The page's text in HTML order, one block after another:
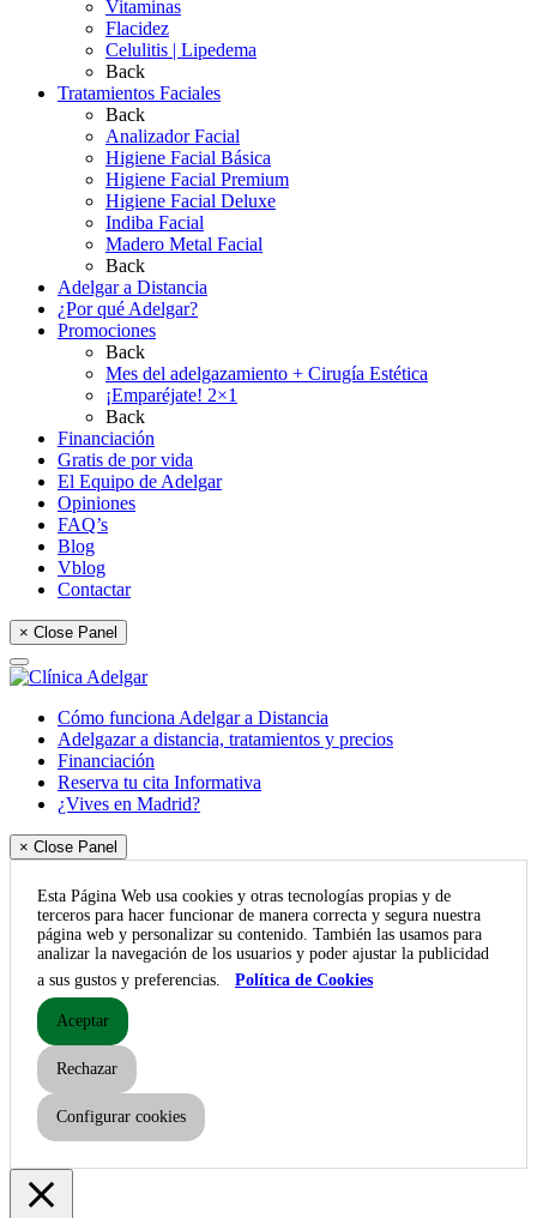
Vitaminas
Flacidez
Celulitis | Lipedema
Back
Tratamientos Faciales
Back
Analizador Facial
Higiene Facial Básica
Higiene Facial Premium
Higiene Facial Deluxe
Indiba Facial
Madero Metal Facial
Back
Adelgar a Distancia
¿Por qué Adelgar?
Promociones
Back
Mes del adelgazamiento + Cirugía Estética
¡Emparéjate! 2×1
Back
Financiación
Gratis de por vida
El Equipo de Adelgar
Opiniones
FAQ’s
Blog
Vblog
Contactar
× Close Panel
Cómo funciona Adelgar a Distancia
Adelgazar a distancia, tratamientos y precios
Financiación
Reserva tu cita Informativa
¿Vives en Madrid?
× Close Panel
Esta Página Web usa cookies y otras tecnologías propias y de
terceros para hacer funcionar de manera correcta y segura nuestra
página web y personalizar su contenido. También las usamos para
analizar la navegación de los usuarios y poder ajustar la publicidad
a sus gustos y preferencias.
Política de Cookies
Aceptar
Rechazar
Configurar cookies